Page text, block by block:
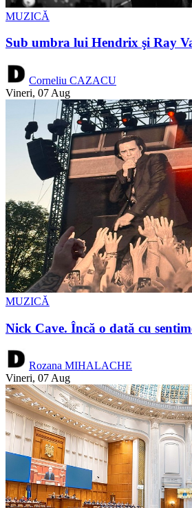
MUZICĂ
Sub umbra lui Hendrix şi Ray
Corneliu CAZACU
Vineri, 07 Aug
MUZICĂ
Nick Cave. Încă o dată cu
Rozana MIHALACHE
Vineri, 07 Aug